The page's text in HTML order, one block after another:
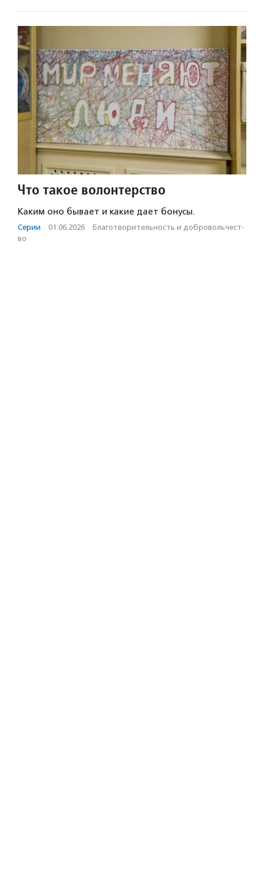
Что такое волонтерство
Каким оно бывает и какие дает бонусы.
Серии · 01.06.2026 · Благотвори­тель­ность и доброволь­чест­
во